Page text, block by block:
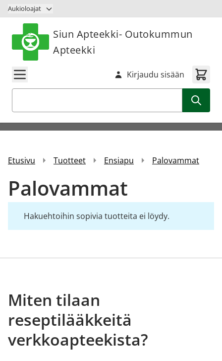
Siirry sisältöön
Aukioloajat
Siun Apteekki- Outokummun
Apteekki
Kirjaudu sisään
Etusivu Tuotteet Ensiapu Palovammat
Palovammat
Hakuehtoihin sopivia tuotteita ei löydy.
Miten tilaan
reseptilääkkeitä
verkkoapteekista?